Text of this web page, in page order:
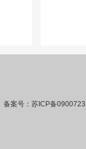
备案号：苏ICP备